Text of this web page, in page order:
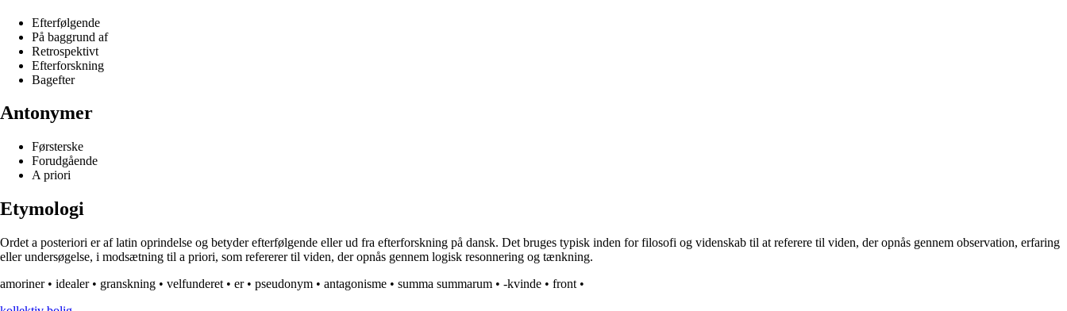
Efterfølgende
På baggrund af
Retrospektivt
Efterforskning
Bagefter
Antonymer
Førsterske
Forudgående
A priori
Etymologi
Ordet a posteriori er af latin oprindelse og betyder efterfølgende eller ud fra efterforskning på dansk. Det bruges typisk inden for filosofi og videnskab til at referere til viden, der opnås gennem observation, erfaring
eller undersøgelse, i modsætning til a priori, som refererer til viden, der opnås gennem logisk resonnering og tænkning.
amoriner• idealer• granskning • velfunderet • er• pseudonym • antagonisme • summa summarum • -kvinde • front •